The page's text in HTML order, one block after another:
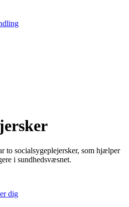
to socialsygeplejersker, som hjælper
i sundhedsvæsnet.
dig